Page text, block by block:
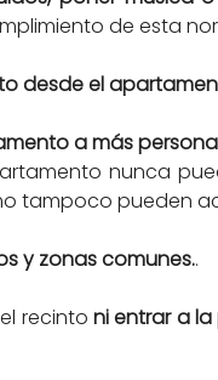
de esta
desde el
a más
nunca
tampoco pueden
y zonas comunes..
recintoni entrar a